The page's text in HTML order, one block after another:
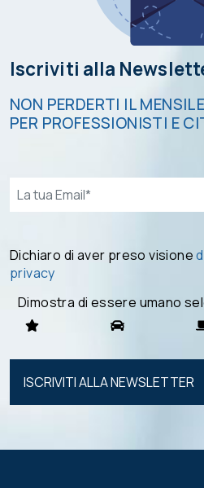
Iscriviti alla
NON PERDERTI IL
PER PROFESSIONISTI E
Email*
Dichiaro di aver preso visione
privacy
Dimostra di essere umano
Si prega di
lasciare